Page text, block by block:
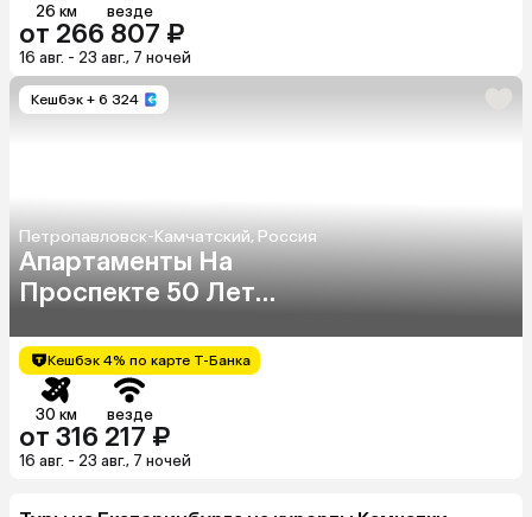
26 км везде
от 266 807 ₽
16 авг. - 23 авг., 7 ночей
Кешбэк + 6 324
Петропавловск-Камчатский, Россия
Апартаменты На
Проспекте 50 Лет
Кешбэк 4% по карте Т-Банка
30 км везде
от 316 217 ₽
16 авг. - 23 авг., 7 ночей